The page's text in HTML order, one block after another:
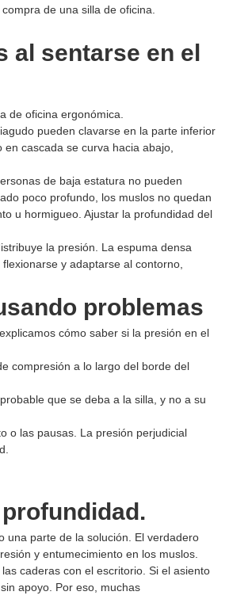
de una silla de oficina.
al sentarse en el
de oficina ergonómica.
pueden clavarse en la parte inferior
cascada se curva hacia abajo,
de baja estatura no pueden
poco profundo, los muslos no quedan
u hormigueo. Ajustar la profundidad del
la presión. La espuma densa
y adaptarse al contorno,
problemas
cómo saber si la presión en el
compresión a lo largo del borde del
que se deba a la silla, y no a su
o las pausas. La presión perjudicial
una parte de la solución. El verdadero
y entumecimiento en los muslos.
caderas con el escritorio. Si el asiento
apoyo. Por eso, muchas